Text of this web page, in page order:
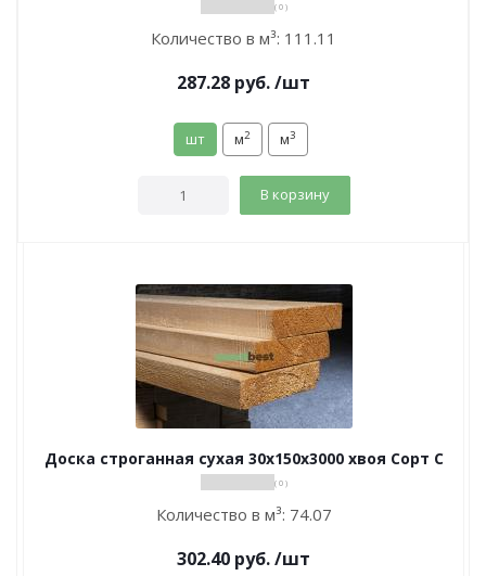
( 0 )
Количество в м³: 111.11
287.28 руб./шт
шт м2 м3
В корзину
Доска строганная сухая 30х150х3000 хвоя Сорт С
( 0 )
Количество в м³: 74.07
302.40 руб./шт